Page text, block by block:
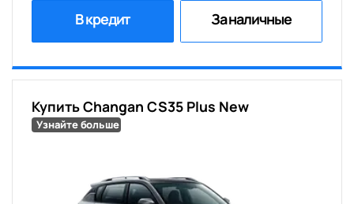
В кредит За наличные
Купить Changan CS35 Plus New
Узнайте больше